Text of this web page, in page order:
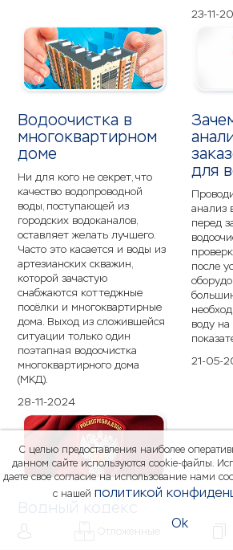
Отложенные шт.
23-11-
Водоочистка в
многоквартирном
доме
Ни для кого не секрет, что
качество водопроводной
воды, поступающей из
городских водоканалов,
оставляет желать лучшего.
Часто это касается и воды из
артезианских скважин,
которой зачастую
снабжаются коттеджные
посёлки и многоквартирные
дома. Выход из сложившейся
ситуации только один
поэтапная водоочистка
многоквартирного дома
(МКД).
28-11-2024
для
анализ
перед
после
воду
21-05-
Водный кодекс
РФ, Закон о
питьевой воде,
С целью предоставления наиболее
данном сайте используются cookie-файлы.
даете свое согласие на использование нами
с нашей политикой
Ok